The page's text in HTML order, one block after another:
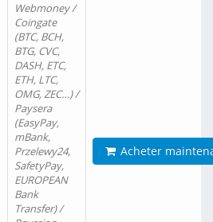
Webmoney /
Coingate
(BTC, BCH,
BTG, CVC,
DASH, ETC,
ETH, LTC,
OMG, ZEC…) /
Paysera
(EasyPay,
mBank,
Przelewy24,
SafetyPay,
EUROPEAN
Bank
Transfer) /
Acheter